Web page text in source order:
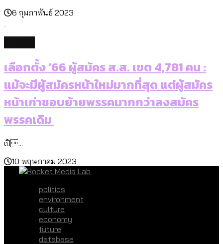
6 กุมภาพันธ์ 2023
เลือกตั้ง ’66 ผู้สมัคร ส.ส. เขต 4,781 คน :
แม้จะมีผู้สมัครหน้าใหม่มากที่สุด แต่ผู้สมัคร
หน้าเก่าชอบย้ายพรรคมากกว่าลงสมัคร
พรรคเดิม
เปิ...
10 พฤษภาคม 2023
politics
environment
culture
economy
future
database